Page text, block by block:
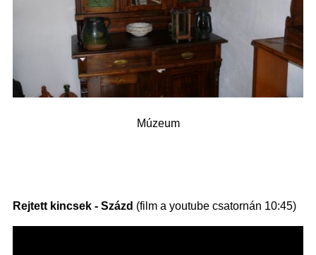
Múzeum
Rejtett kincsek - Százd (film a youtube csatornán 10:45)